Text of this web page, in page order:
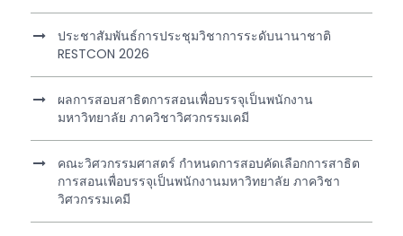
ประชาสัมพันธ์การประชุมวิชาการระดับนานาชาติ
RESTCON 2026
ผลการสอบสาธิตการสอนเพื่อบรรจุเป็นพนักงาน
มหาวิทยาลัย ภาควิชาวิศวกรรมเคมี
คณะวิศวกรรมศาสตร์ กำหนดการสอบคัดเลือกการสาธิต
การสอนเพื่อบรรจุเป็นพนักงานมหาวิทยาลัย ภาควิชา
วิศวกรรมเคมี